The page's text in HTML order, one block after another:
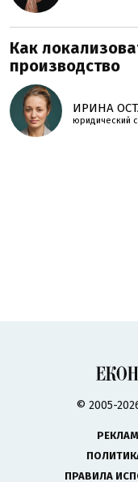
Как
производство
ИРИНА
юридический
© 2005-
ПРАВИЛА